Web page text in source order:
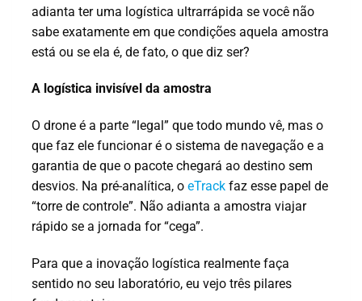
adianta ter uma logística ultrarrápida se você não
sabe exatamente em que condições aquela amostra
está ou se ela é, de fato, o que diz ser?
A logística invisível da amostra
O drone é a parte “legal” que todo mundo vê, mas o
que faz ele funcionar é o sistema de navegação e a
garantia de que o pacote chegará ao destino sem
desvios. Na pré-analítica, o eTrack faz esse papel de
“torre de controle”. Não adianta a amostra viajar
rápido se a jornada for “cega”.
Para que a inovação logística realmente faça
sentido no seu laboratório, eu vejo três pilares